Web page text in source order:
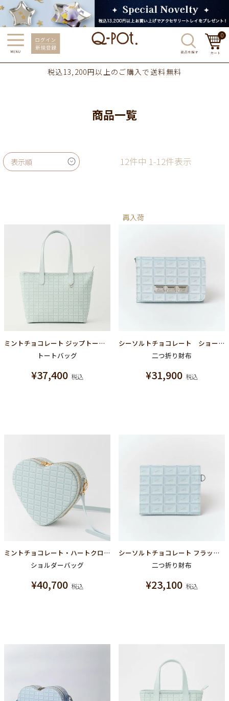
0
税込13,200円以上のご購入で送料無料
商品一覧
表示順 12件中 1-12件表示
ミントチョコレート ジップトートバッグ
トートバッグ
¥37,400 税込
再入荷
シーソルトチョコレート ショートウォレット（財布）
二つ折り財布
¥31,900 税込
ミントチョコレート・ハートクロスボディーバッグ
ショルダーバッグ
¥40,700 税込
シーソルトチョコレート フラップショートウォレット（財布）
二つ折り財布
¥23,100 税込